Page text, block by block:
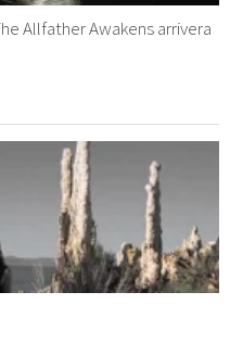
Allfather Awakens arrivera